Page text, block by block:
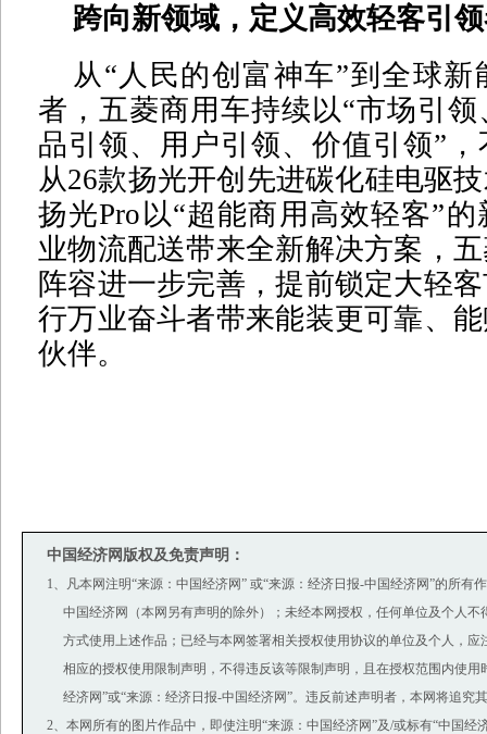
跨向新领域，定义高效轻客引
从“人民的创富神车”到全球
者，五菱商用车持续以“市场引
品引领、用户引领、价值引领”
从26款扬光开创先进碳化硅电驱
扬光Pro以“超能商用高效轻客”
业物流配送带来全新解决方案，
阵容进一步完善，提前锁定大轻
行万业奋斗者带来能装更可靠、
伙伴。
中国经济网版权及免责声明：
1、凡本网注明“来源：中国经济网” 或“来源：经济日报-中国经济网”的所有
中国经济网（本网另有声明的除外）；未经本网授权，任何单位及个人不
方式使用上述作品；已经与本网签署相关授权使用协议的单位及个人，应
相应的授权使用限制声明，不得违反该等限制声明，且在授权范围内使用
经济网”或“来源：经济日报-中国经济网”。违反前述声明者，本网将追究
2、本网所有的图片作品中，即使注明“来源：中国经济网”及/或标有“中国经